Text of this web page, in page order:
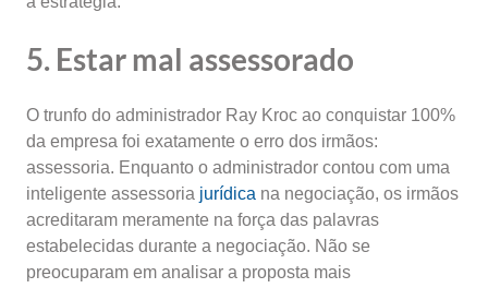
5. Estar mal assessorado
O trunfo do administrador Ray Kroc ao conquistar 100%
da empresa foi exatamente o erro dos irmãos:
assessoria. Enquanto o administrador contou com uma
inteligente assessoria jurídica na negociação, os irmãos
acreditaram meramente na força das palavras
estabelecidas durante a negociação. Não se
preocuparam em analisar a proposta mais